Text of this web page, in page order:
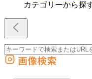
カテゴリーから探
外部サイトの商品をカートに追加
他のサイトで見つけた商品ページの
画像検索